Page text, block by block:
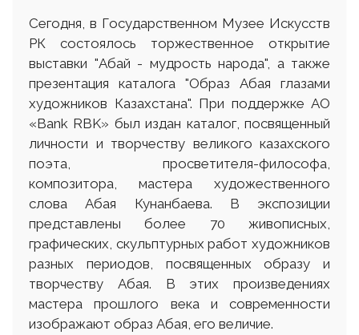
Сегодня, в Государственном Музее Искусств
РК состоялось торжественное открытие
выставки "Абай - мудрость народа", а также
презентация каталога "Образ Абая глазами
художников Казахстана". При поддержке АО
«Bank RBK» был издан каталог, посвященный
личности и творчеству великого казахского
поэта, просветителя-философа,
композитора, мастера художественного
слова Абая Кунанбаева. В экспозиции
представлены более 70 живописных,
графических, скульптурных работ художников
разных периодов, посвященных образу и
творчеству Абая. В этих произведениях
мастера прошлого века и современности
изображают образ Абая, его величие.